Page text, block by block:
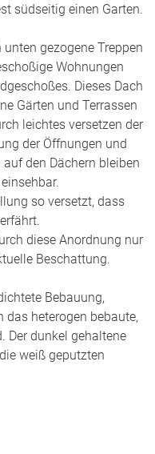
südseitig einen Garten.
gezogene Treppen
Wohnungen
Dieses Dach
Gärten und Terrassen
leichtes versetzen der
der Öffnungen und
den Dächern bleiben
so versetzt, dass
diese Anordnung nur
Beschattung.
Bebauung,
heterogen bebaute,
Der dunkel gehaltene
weiß geputzten